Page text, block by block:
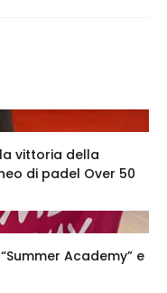
vittoria della
di padel Over 50
Academy” e